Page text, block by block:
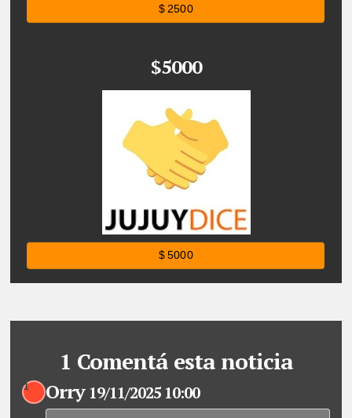
$ 2500
$5000
$ 5000
1 Comentá esta noticia
1 Orry 19/11/2025 10:00